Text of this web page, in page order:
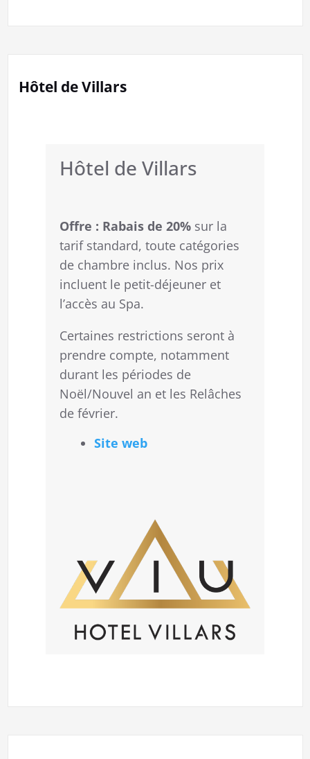
Hôtel de Villars
Hôtel de Villars
Offre : Rabais de 20% sur la
tarif standard, toute catégories
de chambre inclus. Nos prix
incluent le petit-déjeuner et
l’accès au Spa.
Certaines restrictions seront à
prendre compte, notamment
durant les périodes de
Noël/Nouvel an et les Relâches
de février.
Site web